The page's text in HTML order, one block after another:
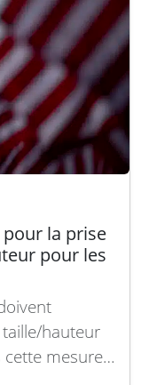
la prise
pour les
hauteur
cette mesure